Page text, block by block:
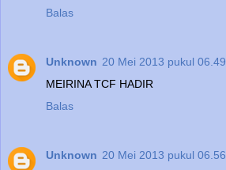
Balas
Unknown 20 Mei 2013 pukul 06.49
MEIRINA TCF HADIR
Balas
Unknown 20 Mei 2013 pukul 06.56